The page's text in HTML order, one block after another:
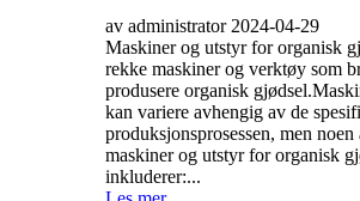
av administrator 2024-04-29
Maskiner og utstyr for organisk
rekke maskiner og verktøy som
produsere organisk
kan variere avhengig av de
produksjonsprosessen, men
maskiner og utstyr for organisk
inkluderer:...